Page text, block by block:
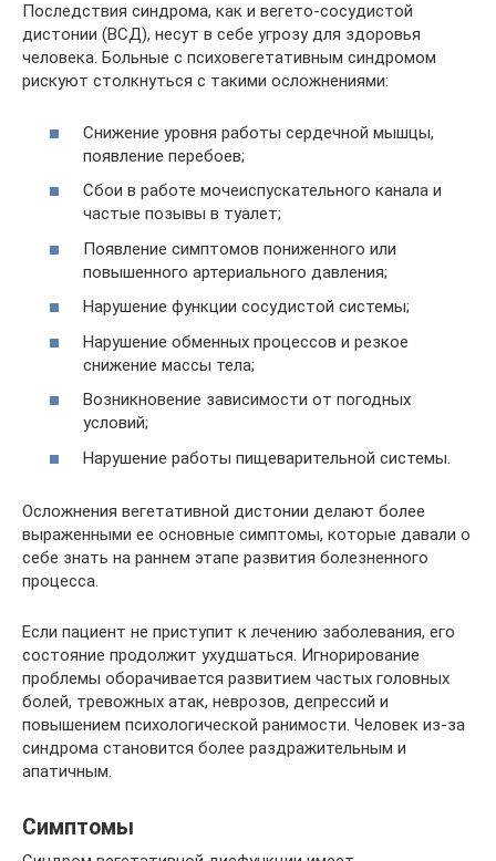
Последствия синдрома, как и вегето-сосудистой
дистонии (ВСД), несут в себе угрозу для здоровья
человека. Больные с психовегетативным синдромом
рискуют столкнуться с такими осложнениями:
Снижение уровня работы сердечной мышцы,
появление перебоев;
Сбои в работе мочеиспускательного канала и
частые позывы в туалет;
Появление симптомов пониженного или
повышенного артериального давления;
Нарушение функции сосудистой системы;
Нарушение обменных процессов и резкое
снижение массы тела;
Возникновение зависимости от погодных
условий;
Нарушение работы пищеварительной системы.
Осложнения вегетативной дистонии делают более
выраженными ее основные симптомы, которые давали о
себе знать на раннем этапе развития болезненного
процесса.
Если пациент не приступит к лечению заболевания, его
состояние продолжит ухудшаться. Игнорирование
проблемы оборачивается развитием частых головных
болей, тревожных атак, неврозов, депрессий и
повышением психологической ранимости. Человек из-за
синдрома становится более раздражительным и
апатичным.
Симптомы